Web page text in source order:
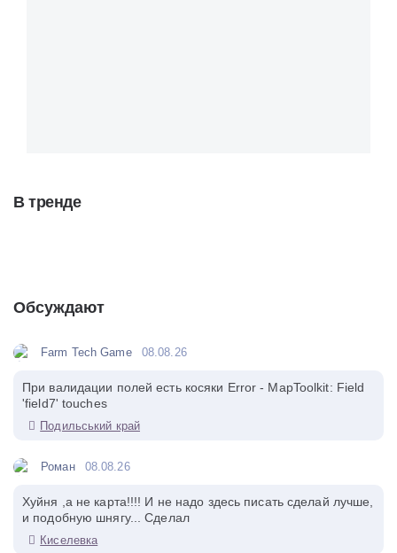
В тренде
Обсуждают
Farm Tech Game 08.08.26
При валидации полей есть косяки Error - MapToolkit: Field
'field7' touches
Подильський край
Роман 08.08.26
Хуйня ,а не карта!!!! И не надо здесь писать сделай лучше,
и подобную шнягу... Сделал
Киселевка